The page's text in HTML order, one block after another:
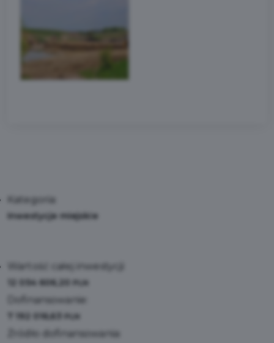
Kategoria:
Inwestycje miejskie
Wartość całej inwestycji:
12 054 606,20
Dofinansowanie:
7 192 016,63
Źródło dofinansowania: